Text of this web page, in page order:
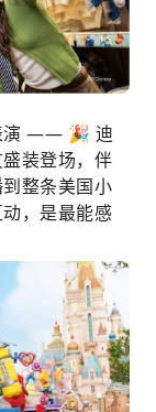
演 —— 🎉 迪
装登场，伴
整条美国小
，是最能感